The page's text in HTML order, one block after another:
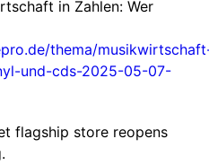
in Zahlen: Wer
thema/
und-cds-2025-05-07-
flagship store reopens